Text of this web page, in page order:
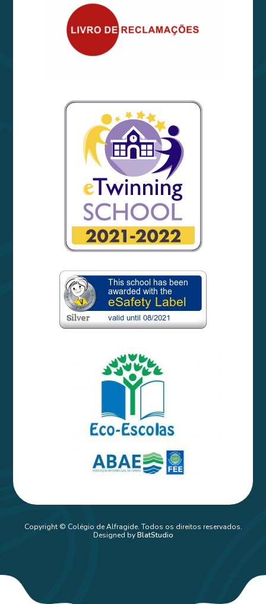
Copyright © Colégio de Alfragide. Todos os direitos reservados.
Designed byBlatStudio